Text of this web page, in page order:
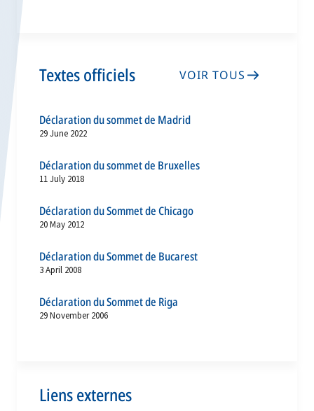
Textes officiels VOIR TOUS
Déclaration du sommet de Madrid
29 June 2022
Déclaration du sommet de Bruxelles
11 July 2018
Déclaration du Sommet de Chicago
20 May 2012
Déclaration du Sommet de Bucarest
3 April 2008
Déclaration du Sommet de Riga
29 November 2006
Liens externes